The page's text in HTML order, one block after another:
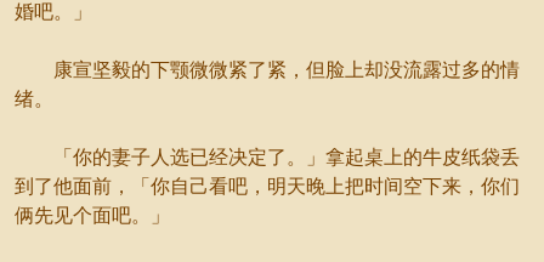
婚吧。」
康宣坚毅的下颚微微紧了紧，但脸上却没流露过多的情
绪。
「你的妻子人选已经决定了。」拿起桌上的牛皮纸袋丢
到了他面前，「你自己看吧，明天晚上把时间空下来，你们
俩先见个面吧。」